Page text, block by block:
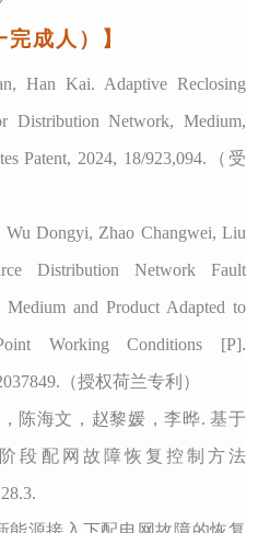
完成人）】
Han Kai. Adaptive Reclosing
Distribution Network, Medium,
Patent, 2024, 18/923,094.（受
Dongyi, Zhao Changwei, Liu
Distribution Network Fault
and Product Adapted to
Working Conditions [P].
（授权荷兰专利）
陈海文，赵黎媛，李晔. 基于
段配网故障恢复控制方法